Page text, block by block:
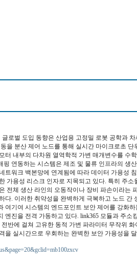
로벌 도입 동향은 산업용 고정밀 로봇 공학과
을 분산 제어 노드를 통해 실시간 마이크로초
터 내부의 다차원 열역학적 가변 매개변수를 수
연동하는 시스템은 제조 및 물류 인프라의 생
트워크 백본망에 연계됨에 따라 데이터 가용성
가용성 리스크 인자로 지목되고 있다. 특히 주
전체 생산 라인의 오동작이나 장비 파손이라는
다. 이러한 취약성을 완벽하게 극복하고 노드 간
여기여 시스템의 엔드포인트 보안 제어를 강화
엔진을 전격 가동하고 있다. link365 모듈과 주소
반에 걸쳐 고유한 동적 가변 파라미터 무작위
을 실시간으로 우회하는 완벽한 보안 가용성을